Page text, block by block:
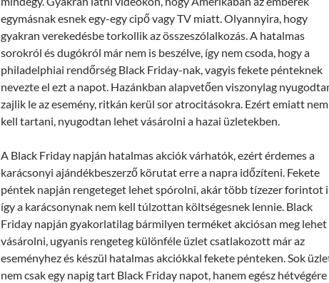
egymásnak esnek egy-egy cipő vagy TV miatt. Olyannyira, hogy
gyakran verekedésbe torkollik az összeszólalkozás. A hatalmas
sorokról és dugókról már nem is beszélve, így nem csoda, hogy a
philadelphiai rendőrség Black Friday-nak, vagyis fekete pénteknek
nevezte el ezt a napot. Hazánkban alapvetően viszonylag
zajlik le az esemény, ritkán kerül sor atrocitásokra. Ezért emiatt nem
kell tartani, nyugodtan lehet vásárolni a hazai üzletekben.
A Black Friday napján hatalmas akciók várhatók, ezért érdemes a
karácsonyi ajándékbeszerző körutat erre a napra időzíteni. Fekete
péntek napján rengeteget lehet spórolni, akár több tízezer forintot
így a karácsonynak nem kell túlzottan költségesnek lennie. Black
Friday napján gyakorlatilag bármilyen terméket akciósan meg lehet
vásárolni, ugyanis rengeteg különféle üzlet csatlakozott már az
eseményhez és készül hatalmas akciókkal fekete pénteken. Sok
nem csak egy napig tart Black Friday napot, hanem egész hétvégére